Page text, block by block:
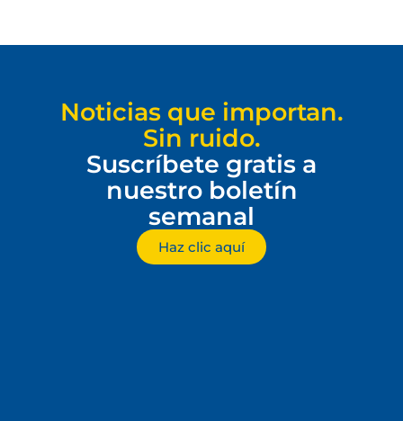
Noticias que importan.
Sin ruido.
Suscríbete gratis a
nuestro boletín
semanal
Haz clic aquí